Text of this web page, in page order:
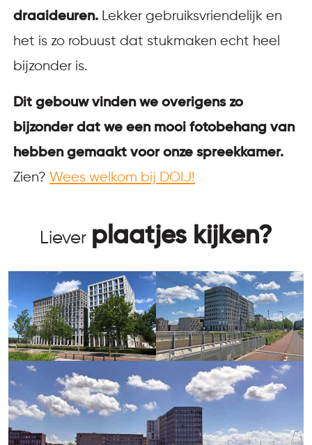
draaideuren. Lekker gebruiksvriendelijk en
het is zo robuust dat stukmaken echt heel
bijzonder is.
Dit gebouw vinden we overigens zo
bijzonder dat we een mooi fotobehang van
hebben gemaakt voor onze spreekkamer.
Zien? Wees welkom bij DOIJ!
Liever plaatjes kijken?